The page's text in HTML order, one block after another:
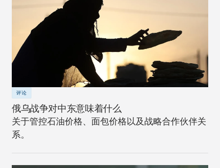
评论
俄乌战争对中东意味着什么
关于管控石油价格、面包价格以及战略合作伙伴关
系。